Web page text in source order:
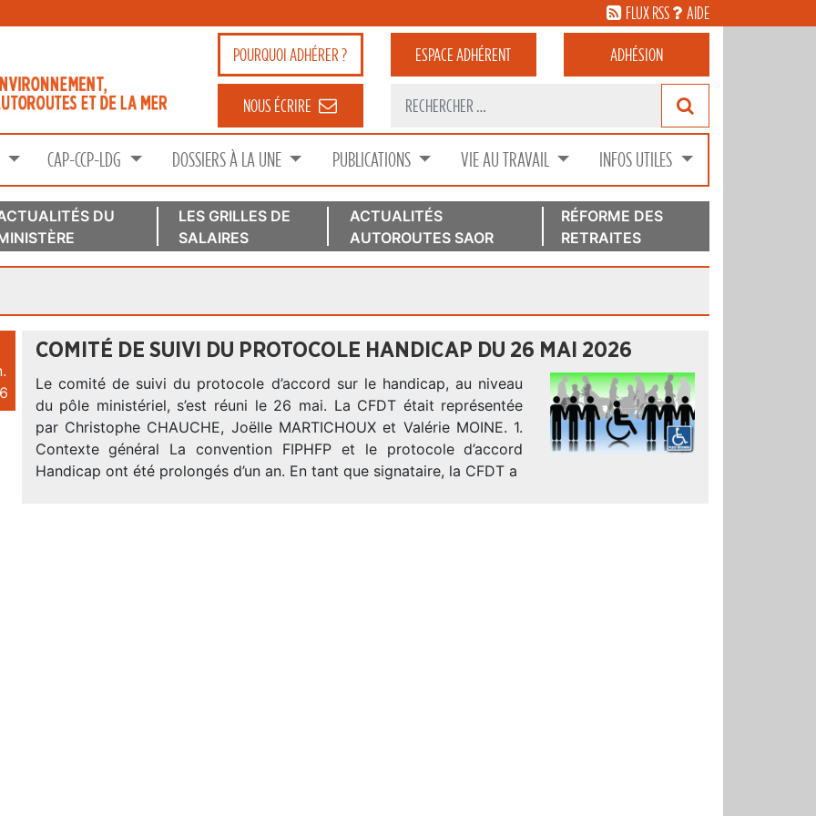
FLUX RSS AIDE
POURQUOIADHÉRER ? ESPACEADHÉRENT ADHÉSION
NOUS ÉCRIRE
CAP-CCP-LDG DOSSIERS À LA UNE PUBLICATIONS VIE AU TRAVAIL INFOS UTILES
DU
LES GRILLES DE
SALAIRES
ACTUALITÉS
AUTOROUTES SAOR
RÉFORME DES
RETRAITES
COMITÉ DE SUIVI DU PROTOCOLE HANDICAP DU 26 MAI 2026
Le comité de suivi du protocole d’accord sur le handicap, au niveau
du pôle ministériel, s’est réuni le 26 mai. La CFDT était représentée
par Christophe CHAUCHE, Joëlle MARTICHOUX et Valérie MOINE. 1.
Contexte général La convention FIPHFP et le protocole d’accord
Handicap ont été prolongés d’un an. En tant que signataire, la CFDT a